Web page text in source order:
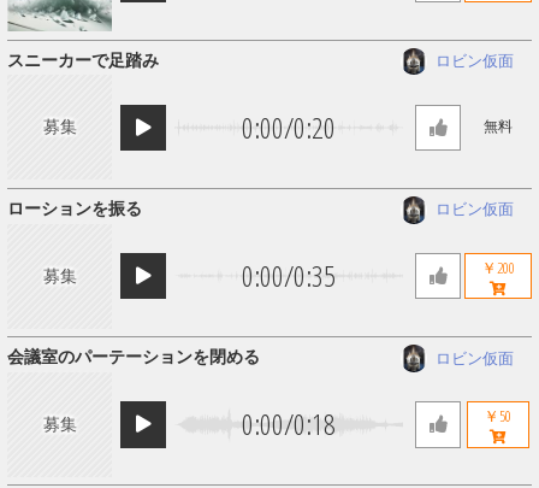
募集 0:00/0:20
スニーカーで足踏み ロビン仮面
無料
募集 0:00/0:35
ローションを振る ロビン仮面
￥200
募集 0:00/0:18
会議室のパーテーションを閉める ロビン仮面
￥50